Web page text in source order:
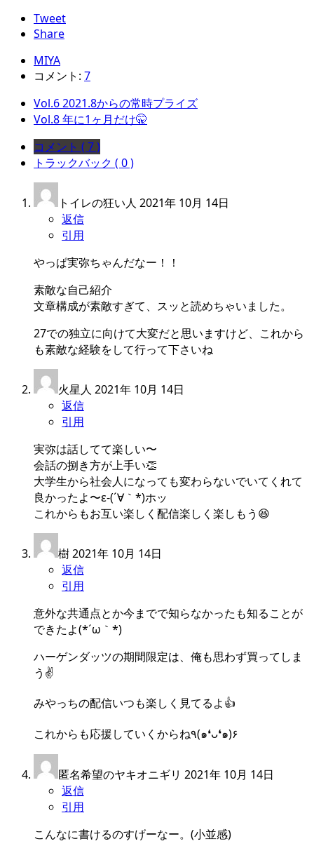
Tweet
Share
MIYA
コメント: 7
Vol.6 2021.8からの常時プライズ
Vol.8 年に1ヶ月だけ🤫
コメント ( 7 )
トラックバック ( 0 )
トイレの狂い人 2021年 10月 14日
返信
引用
やっぱ実弥ちゃんだなー！！
素敵な自己紹介
文章構成が素敵すぎて、スッと読めちゃいました。
27での独立に向けて大変だと思いますけど、これから
も素敵な経験をして行って下さいね
火星人 2021年 10月 14日
返信
引用
実弥は話してて楽しい〜
会話の捌き方が上手い👏
大学生から社会人になっても変わらないでいてくれて
良かったよ〜ε-(´∀｀*)ホッ
これからもお互い楽しく配信楽しく楽しもう😆
樹2021年 10月 14日
返信
引用
意外な共通点とか今までで知らなかったも知ることが
できたよ(*´ω｀*)
ハーゲンダッツの期間限定は、俺も思わず買ってしま
う✌️
みやっちの配信いつも楽しく見てるよ👍
これからも応援していくからね٩(๑❛ᴗ❛๑)۶
匿名希望のヤキオニギリ 2021年 10月 14日
返信
引用
こんなに書けるのすげーなー。(小並感)